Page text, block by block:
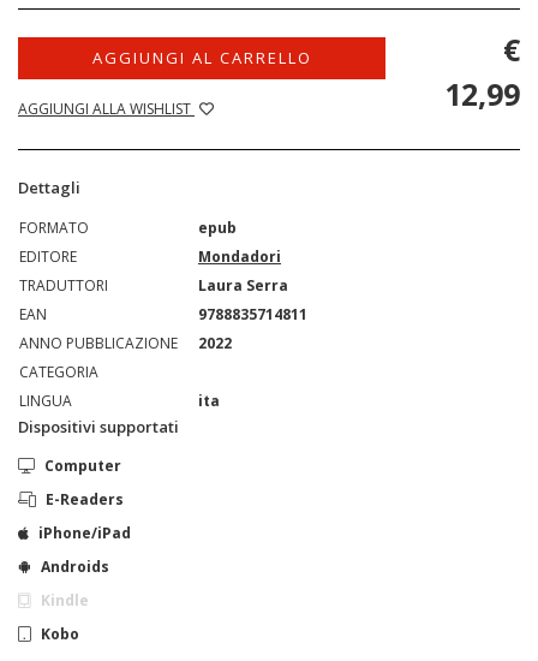
AGGIUNGI AL CARRELLO
AGGIUNGI ALLA WISHLIST
€
12,99
Dettagli
FORMATO
epub
EDITORE
Mondadori
TRADUTTORI
Laura Serra
EAN
9788835714811
ANNO PUBBLICAZIONE
2022
CATEGORIA
LINGUA
ita
Dispositivi supportati
Computer
E-Readers
iPhone/iPad
Androids
Kindle
Kobo